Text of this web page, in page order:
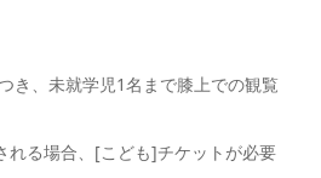
き、未就学児1名まで膝上での観覧
る場合、[こども]チケットが必要